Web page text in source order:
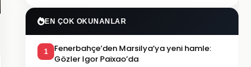
EN ÇOK OKUNANLAR
1
Fenerbahçe’den Marsilya’ya yeni hamle:
Gözler Igor Paixao’da